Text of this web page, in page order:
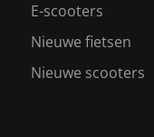
E-scooters
Nieuwe fietsen
Nieuwe scooters